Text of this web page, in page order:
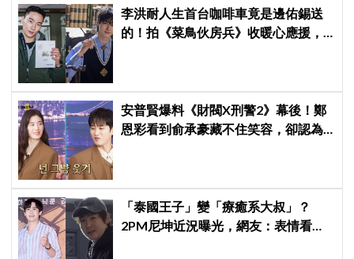
李洪耐人生首台咖啡車竟是邊佑錫送
的！拍《菜鳥伙房兵》收暖心應援，
安普賢爆料《財閥X刑警2》幕後！鄭
恩彩看到俞承豪藏不住笑容，卻認為
「泰國王子」變「療癒系大叔」？
2PM尼坤近況曝光，網友：表情看起